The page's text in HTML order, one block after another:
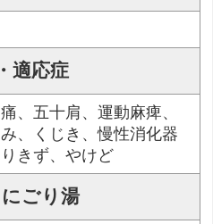
適応症
、五十肩、運動麻痺、
、くじき、慢性消化器
きず、やけど
ごり湯